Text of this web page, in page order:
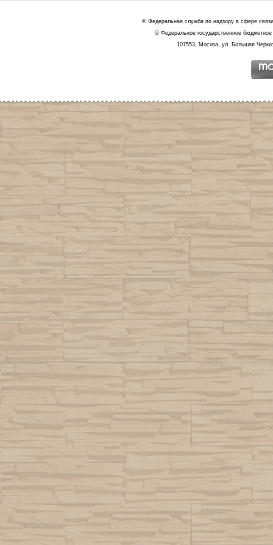
© Федеральная служба по надзору в сфере
© Федеральное государственное
107553, Москва, ул. Большая